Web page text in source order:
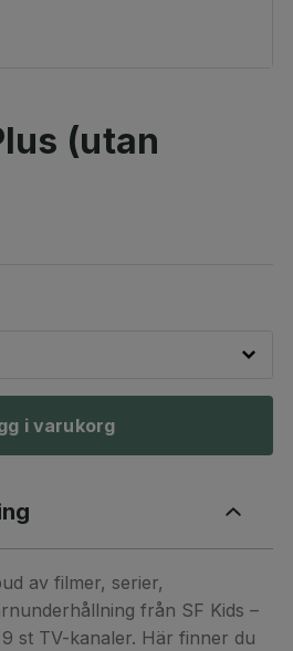
(utan
i varukorg
av filmer, serier,
från SF Kids –
st TV-kanaler. Här finner du